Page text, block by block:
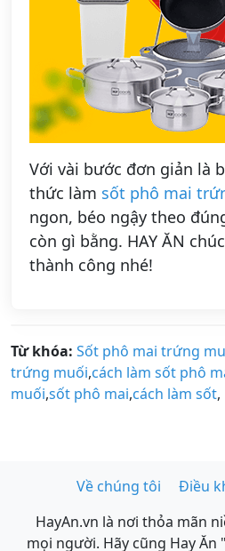
Với vài bước đơn giản là
thức làm sốt phô mai
ngon, béo ngậy theo
còn gì bằng. HAY ĂN
thành công nhé!
Từ khóa: Sốt phô mai trứng
trứng muối,cách làm sốt phô
muối,sốt phô mai,cách làm sốt,
Về chúng tôi Điều
HayAn.vn là nơi thỏa mãn
mọi người. Hãy cũng Hay Ăn